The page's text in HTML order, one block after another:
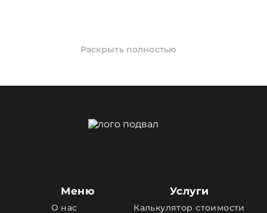
Раскрыть полностью
Меню
О нас
Услуги
Калькулятор стоимости